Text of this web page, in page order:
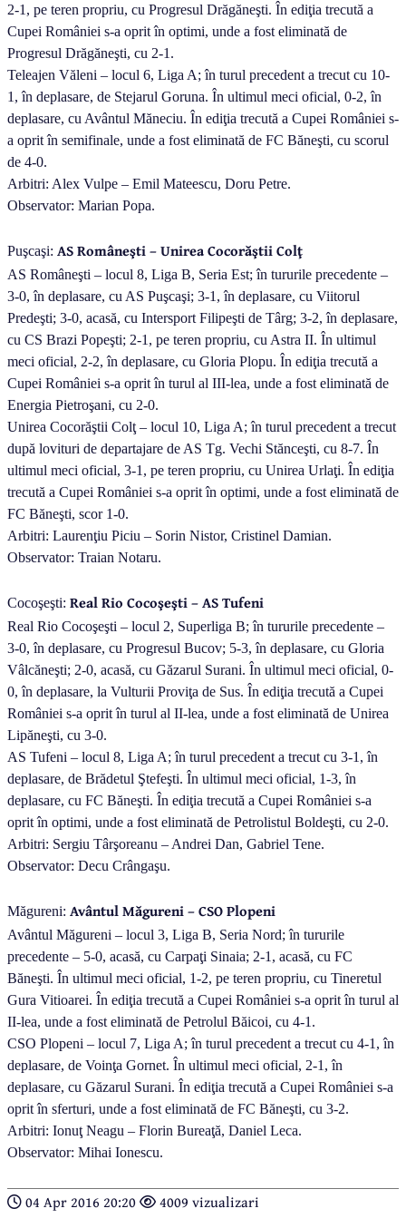
2-1, pe teren propriu, cu Progresul Drăgăneşti. În ediţia trecută a
Cupei României s-a oprit în optimi, unde a fost eliminată de
Progresul Drăgăneşti, cu 2-1.
Teleajen Văleni – locul 6, Liga A; în turul precedent a trecut cu 10-
1, în deplasare, de Stejarul Goruna. În ultimul meci oficial, 0-2, în
deplasare, cu Avântul Măneciu. În ediţia trecută a Cupei României s-
a oprit în semifinale, unde a fost eliminată de FC Băneşti, cu scorul
de 4-0.
Arbitri: Alex Vulpe – Emil Mateescu, Doru Petre.
Observator: Marian Popa.
Puşcaşi: AS Româneşti – Unirea Cocorăştii Colţ
AS Româneşti – locul 8, Liga B, Seria Est; în tururile precedente –
3-0, în deplasare, cu AS Puşcaşi; 3-1, în deplasare, cu Viitorul
Predeşti; 3-0, acasă, cu Intersport Filipeşti de Târg; 3-2, în deplasare,
cu CS Brazi Popeşti; 2-1, pe teren propriu, cu Astra II. În ultimul
meci oficial, 2-2, în deplasare, cu Gloria Plopu. În ediţia trecută a
Cupei României s-a oprit în turul al III-lea, unde a fost eliminată de
Energia Pietroşani, cu 2-0.
Unirea Cocorăştii Colţ – locul 10, Liga A; în turul precedent a trecut
după lovituri de departajare de AS Tg. Vechi Stănceşti, cu 8-7. În
ultimul meci oficial, 3-1, pe teren propriu, cu Unirea Urlaţi. În ediţia
trecută a Cupei României s-a oprit în optimi, unde a fost eliminată de
FC Băneşti, scor 1-0.
Arbitri: Laurenţiu Piciu – Sorin Nistor, Cristinel Damian.
Observator: Traian Notaru.
Cocoşeşti: Real Rio Cocoşeşti – AS Tufeni
Real Rio Cocoşeşti – locul 2, Superliga B; în tururile precedente –
3-0, în deplasare, cu Progresul Bucov; 5-3, în deplasare, cu Gloria
Vâlcăneşti; 2-0, acasă, cu Găzarul Surani. În ultimul meci oficial, 0-
0, în deplasare, la Vulturii Proviţa de Sus. În ediţia trecută a Cupei
României s-a oprit în turul al II-lea, unde a fost eliminată de Unirea
Lipăneşti, cu 3-0.
AS Tufeni – locul 8, Liga A; în turul precedent a trecut cu 3-1, în
deplasare, de Brădetul Ştefeşti. În ultimul meci oficial, 1-3, în
deplasare, cu FC Băneşti. În ediţia trecută a Cupei României s-a
oprit în optimi, unde a fost eliminată de Petrolistul Boldeşti, cu 2-0.
Arbitri: Sergiu Târşoreanu – Andrei Dan, Gabriel Tene.
Observator: Decu Crângaşu.
Măgureni: Avântul Măgureni – CSO Plopeni
Avântul Măgureni – locul 3, Liga B, Seria Nord; în tururile
precedente – 5-0, acasă, cu Carpaţi Sinaia; 2-1, acasă, cu FC
Băneşti. În ultimul meci oficial, 1-2, pe teren propriu, cu Tineretul
Gura Vitioarei. În ediţia trecută a Cupei României s-a oprit în turul al
II-lea, unde a fost eliminată de Petrolul Băicoi, cu 4-1.
CSO Plopeni – locul 7, Liga A; în turul precedent a trecut cu 4-1, în
deplasare, de Voinţa Gornet. În ultimul meci oficial, 2-1, în
deplasare, cu Găzarul Surani. În ediţia trecută a Cupei României s-a
oprit în sferturi, unde a fost eliminată de FC Băneşti, cu 3-2.
Arbitri: Ionuţ Neagu – Florin Bureaţă, Daniel Leca.
Observator: Mihai Ionescu.
04 Apr 2016 20:20 4009 vizualizari